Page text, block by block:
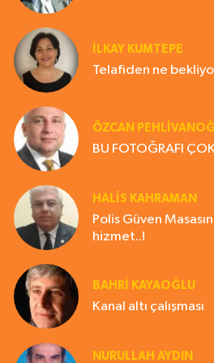
İLKAY KUMTEPE
Telafiden ne
ÖZCAN
BU FOTOĞRAFI
HALIS KAHRAMAN
Polis Güven
hizmet..!
BAHRI KAYAOĞLU
Kanal altı çalışması
NURULLAH AYDIN